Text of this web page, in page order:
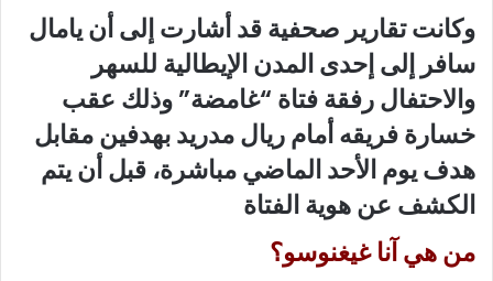
وكانت تقارير صحفية قد أشارت إلى أن يامال
سافر إلى إحدى المدن الإيطالية للسهر
والاحتفال رفقة فتاة “غامضة” وذلك عقب
خسارة فريقه أمام ريال مدريد بهدفين مقابل
هدف يوم الأحد الماضي مباشرة، قبل أن يتم
الكشف عن هوية الفتاة
من هي آنا غيغنوسو؟